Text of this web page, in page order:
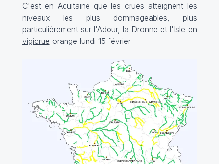
C'est en Aquitaine que les crues atteignent les
niveaux les plus dommageables, plus
particulièrement sur l'Adour, la Dronne et l'Isle en
vigicrue orange lundi 15 février.